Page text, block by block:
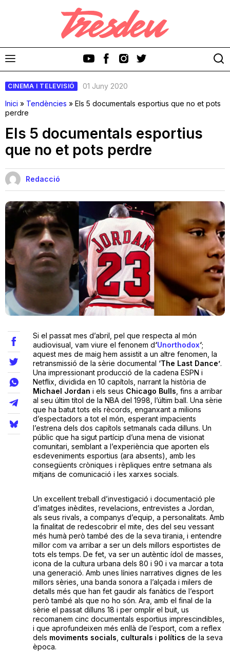
Discos
Videoclips
Cinema i Televisió
Festivals
Teatre
Internet
Opinió
Llibres
La Llista
Llocs
CINEMA I TELEVISIÓ
01 Juny 2020
Inici » Tendències » Els 5 documentals esportius que no et pots
perdre
Els 5 documentals esportius
que no et pots perdre
Redacció
Si el passat mes d’abril, pel que respecta al món
audiovisual, vam viure el fenonem d‘Unorthodox‘;
aquest mes de maig hem assistit a un altre fenomen, la
retransmissió de la sèrie documental ‘The Last Dance’.
Una impressionant producció de la cadena ESPN i
Netflix, dividida en 10 capítols, narrant la història de
Michael Jordan i els seus Chicago Bulls , fins a arribar
al seu últim títol de la NBA del 1998, l’últim ball. Una sèrie
que ha batut tots els rècords, enganxant a milions
d’espectadors a tot el món, esperant impacients
l’estrena dels dos capítols setmanals cada dilluns. Un
públic que ha sigut partícip d’una mena de visionat
comunitari, semblant a l’experiència que aporten els
esdeveniments esportius (ara absents), amb les
consegüents cròniques i rèpliques entre setmana als
mitjans de comunicació i les xarxes socials.
Un excel·lent treball d’investigació i documentació ple
d’imatges inèdites, revelacions, entrevistes a Jordan,
als seus rivals, a companys d’equip, a personalitats. Amb
la finalitat de redescobrir el mite, des del seu vessant
més humà però també des de la seva tirania, i entendre
millor com va arribar a ser un dels millors esportistes de
tots els temps. De fet, va ser un autèntic ídol de masses,
icona de la cultura urbana dels 80 i 90 i va marcar a tota
una generació. Amb unes línies narratives dignes de les
millors sèries, una banda sonora a l’alçada i milers de
detalls més que han fet gaudir als fanàtics de l’esport
però també als que no ho són. Ara, amb el final de la
sèrie el passat dilluns 18 i per omplir el buit, us
recomanem cinc documentals esportius imprescindibles,
i que aprofundeixen més enllà de l’esport, com a reflex
dels moviments socials culturals i polítics de la seva
època.